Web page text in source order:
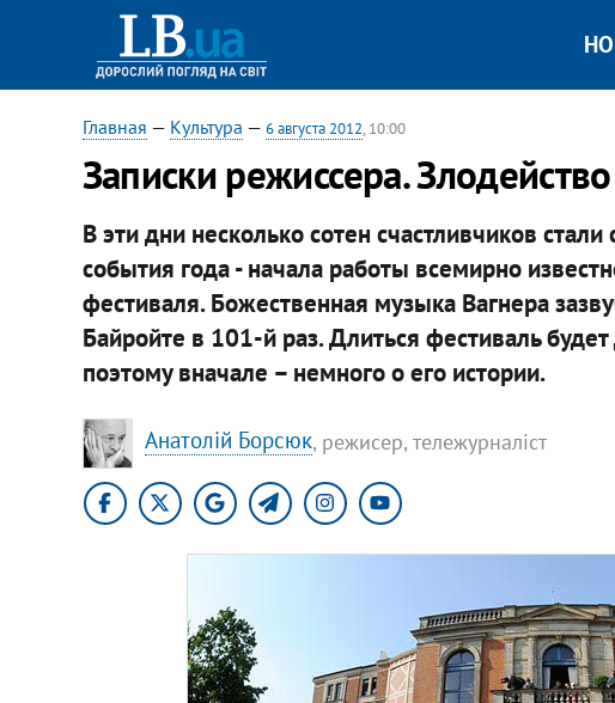
Главная — Культура — 6 августа 2012, 10:00
Записки режиссера.
В эти дни несколько сотен счастливчиков
события года - начала работы всемирно
фестиваля. Божественная музыка Вагнера
Байройте в 101-й раз. Длиться фестиваль
поэтому вначале – немного о его истории.
Анатолій Борсюк, режисер, тележурналіст